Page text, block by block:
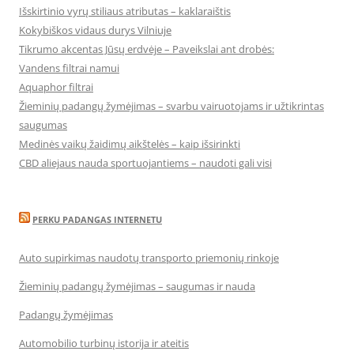
Išskirtinio vyrų stiliaus atributas – kaklaraištis
Kokybiškos vidaus durys Vilniuje
Tikrumo akcentas Jūsų erdvėje – Paveikslai ant drobės:
Vandens filtrai namui
Aquaphor filtrai
Žieminių padangų žymėjimas – svarbu vairuotojams ir užtikrintas
saugumas
Medinės vaikų žaidimų aikštelės – kaip išsirinkti
CBD aliejaus nauda sportuojantiems – naudoti gali visi
PERKU PADANGAS INTERNETU
Auto supirkimas naudotų transporto priemonių rinkoje
Žieminių padangų žymėjimas – saugumas ir nauda
Padangų žymėjimas
Automobilio turbinų istorija ir ateitis